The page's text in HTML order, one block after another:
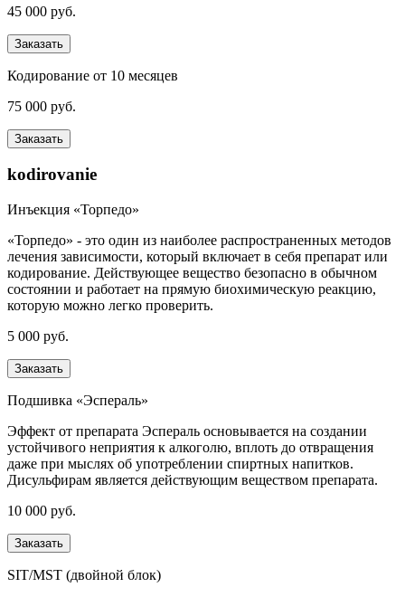
45 000 руб.
Заказать
Кодирование от 10 месяцев
75 000 руб.
Заказать
kodirovanie
Инъекция «Торпедо»
«Торпедо» - это один из наиболее распространенных методов
лечения зависимости, который включает в себя препарат или
кодирование. Действующее вещество безопасно в обычном
состоянии и работает на прямую биохимическую реакцию,
которую можно легко проверить.
5 000 руб.
Заказать
Подшивка «Эспераль»
Эффект от препарата Эспераль основывается на создании
устойчивого неприятия к алкоголю, вплоть до отвращения
даже при мыслях об употреблении спиртных напитков.
Дисульфирам является действующим веществом препарата.
10 000 руб.
Заказать
SIT/MST (двойной блок)